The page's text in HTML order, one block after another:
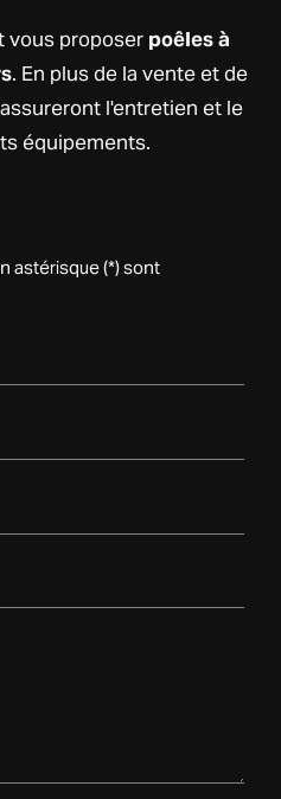
vous proposer poêles à
. En plus de la vente et de
l'entretien et le
équipements.
astérisque (*) sont